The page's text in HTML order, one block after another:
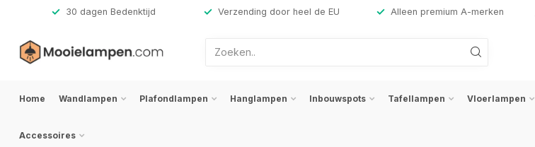
30 dagen Bedenktijd Verzending door heel de EU Alleen premium A-merken
Home Wandlampen Plafondlampen Hanglampen Inbouwspots Tafellampen Vloerlampen
Accessoires